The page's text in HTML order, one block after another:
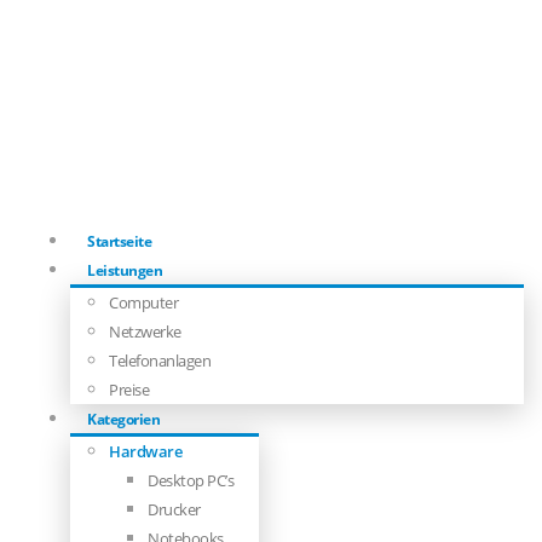
Startseite
Leistungen
Computer
Netzwerke
Telefonanlagen
Preise
Kategorien
Hardware
Desktop PC’s
Drucker